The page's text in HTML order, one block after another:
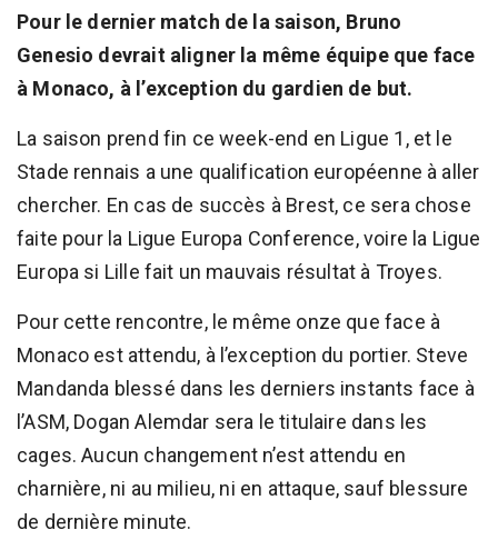
Pour le dernier match de la saison, Bruno
Genesio devrait aligner la même équipe que face
à Monaco, à l’exception du gardien de but.
La saison prend fin ce week-end en Ligue 1, et le
Stade rennais a une qualification européenne à aller
chercher. En cas de succès à Brest, ce sera chose
faite pour la Ligue Europa Conference, voire la Ligue
Europa si Lille fait un mauvais résultat à Troyes.
Pour cette rencontre, le même onze que face à
Monaco est attendu, à l’exception du portier. Steve
Mandanda blessé dans les derniers instants face à
l’ASM, Dogan Alemdar sera le titulaire dans les
cages. Aucun changement n’est attendu en
charnière, ni au milieu, ni en attaque, sauf blessure
de dernière minute.